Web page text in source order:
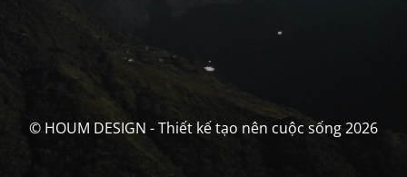
© HOUM DESIGN - Thiết kế tạo nên cuộc sống 2026